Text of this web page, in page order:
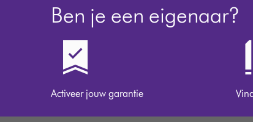
Ben je een eigenaar?
Activeer jouw garantie